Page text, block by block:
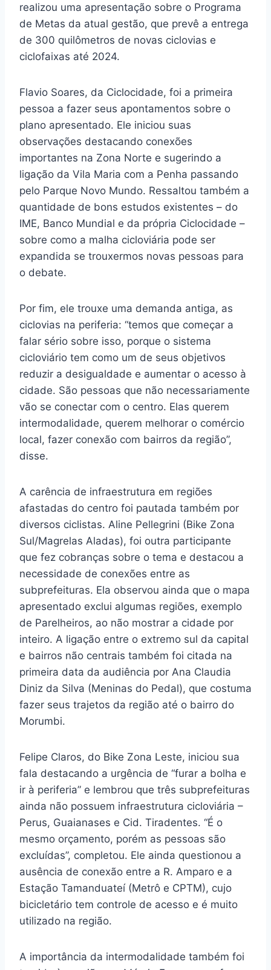
realizou uma apresentação sobre o Programa
de Metas da atual gestão, que prevê a entrega
de 300 quilômetros de novas ciclovias e
ciclofaixas até 2024.
Flavio Soares, da Ciclocidade, foi a primeira
pessoa a fazer seus apontamentos sobre o
plano apresentado. Ele iniciou suas
observações destacando conexões
importantes na Zona Norte e sugerindo a
ligação da Vila Maria com a Penha passando
pelo Parque Novo Mundo. Ressaltou também a
quantidade de bons estudos existentes – do
IME, Banco Mundial e da própria Ciclocidade –
sobre como a malha cicloviária pode ser
expandida se trouxermos novas pessoas para
o debate.
Por fim, ele trouxe uma demanda antiga, as
ciclovias na periferia: “temos que começar a
falar sério sobre isso, porque o sistema
cicloviário tem como um de seus objetivos
reduzir a desigualdade e aumentar o acesso à
cidade. São pessoas que não necessariamente
vão se conectar com o centro. Elas querem
intermodalidade, querem melhorar o comércio
local, fazer conexão com bairros da região”,
disse.
A carência de infraestrutura em regiões
afastadas do centro foi pautada também por
diversos ciclistas. Aline Pellegrini (Bike Zona
Sul/Magrelas Aladas), foi outra participante
que fez cobranças sobre o tema e destacou a
necessidade de conexões entre as
subprefeituras. Ela observou ainda que o mapa
apresentado exclui algumas regiões, exemplo
de Parelheiros, ao não mostrar a cidade por
inteiro. A ligação entre o extremo sul da capital
e bairros não centrais também foi citada na
primeira data da audiência por Ana Claudia
Diniz da Silva (Meninas do Pedal), que costuma
fazer seus trajetos da região até o bairro do
Morumbi.
Felipe Claros, do Bike Zona Leste, iniciou sua
fala destacando a urgência de “furar a bolha e
ir à periferia” e lembrou que três subprefeituras
ainda não possuem infraestrutura cicloviária –
Perus, Guaianases e Cid. Tiradentes. “É o
mesmo orçamento, porém as pessoas são
excluídas”, completou. Ele ainda questionou a
ausência de conexão entre a R. Amparo e a
Estação Tamanduateí (Metrô e CPTM), cujo
bicicletário tem controle de acesso e é muito
utilizado na região.
A importância da intermodalidade também foi